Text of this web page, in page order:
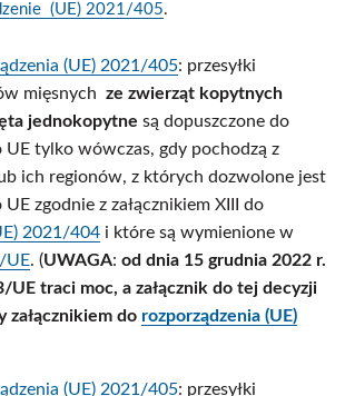
(UE) 2021/405.
(UE) 2021/405: przesyłki
mięsnych ze zwierząt kopytnych
jednokopytne są dopuszczone do
tylko wówczas, gdy pochodzą z
ich regionów, z których dozwolone jest
zgodnie z załącznikiem XIII do
2021/404 i które są wymienione w
UE. (UWAGA: od dnia 15 grudnia 2022 r.
UE traci moc, a załącznik do tej decyzji
załącznikiem do rozporządzenia (UE)
(UE) 2021/405: przesyłki